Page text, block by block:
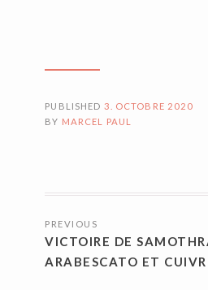
PUBLISHED 3. OCTOBRE 2020
BY MARCEL PAUL
DES
ARTICLES
PREVIOUS
VICTOIRE DE
ARABESCATO ET